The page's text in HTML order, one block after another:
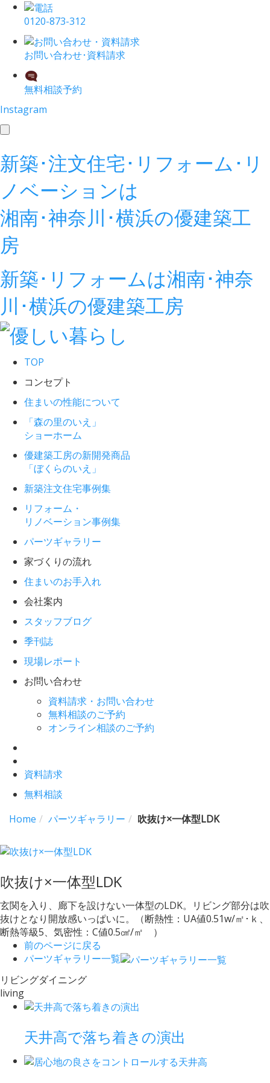
0120-873-312
お問い合わせ･資料請求
無料相談予約
Instagram
toggle
新築･注文住宅･リフォーム･リ
ノベーションは
湘南･神奈川･横浜の優建築工
房
新築･リフォームは湘南･神奈
川･横浜の優建築工房
TOP
コンセプト
住まいの性能について
「森の里のいえ」
ショーホーム
優建築工房の新開発商品
「ぼくらのいえ」
新築注文住宅事例集
リフォーム・
リノベーション事例集
パーツギャラリー
家づくりの流れ
住まいのお手入れ
会社案内
スタッフブログ
季刊誌
現場レポート
お問い合わせ
資料請求・お問い合わせ
無料相談のご予約
オンライン相談のご予約
資料請求
無料相談
Home
パーツギャラリー 吹抜け×一体型LDK
吹抜け×一体型LDK
玄関を入り、廊下を設けない一体型のLDK。リビング部分は吹
抜けとなり開放感いっぱいに。（断熱性：UA値0.51w/㎡･ｋ、
断熱等級5、気密性：C値0.5㎠/㎡ ）
前のページに戻る
パーツギャラリー一覧
リビングダイニング
living
天井高で落ち着きの演出